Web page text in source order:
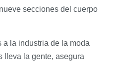
secciones del cuerpo
a la industria de la moda
lleva la gente, asegura